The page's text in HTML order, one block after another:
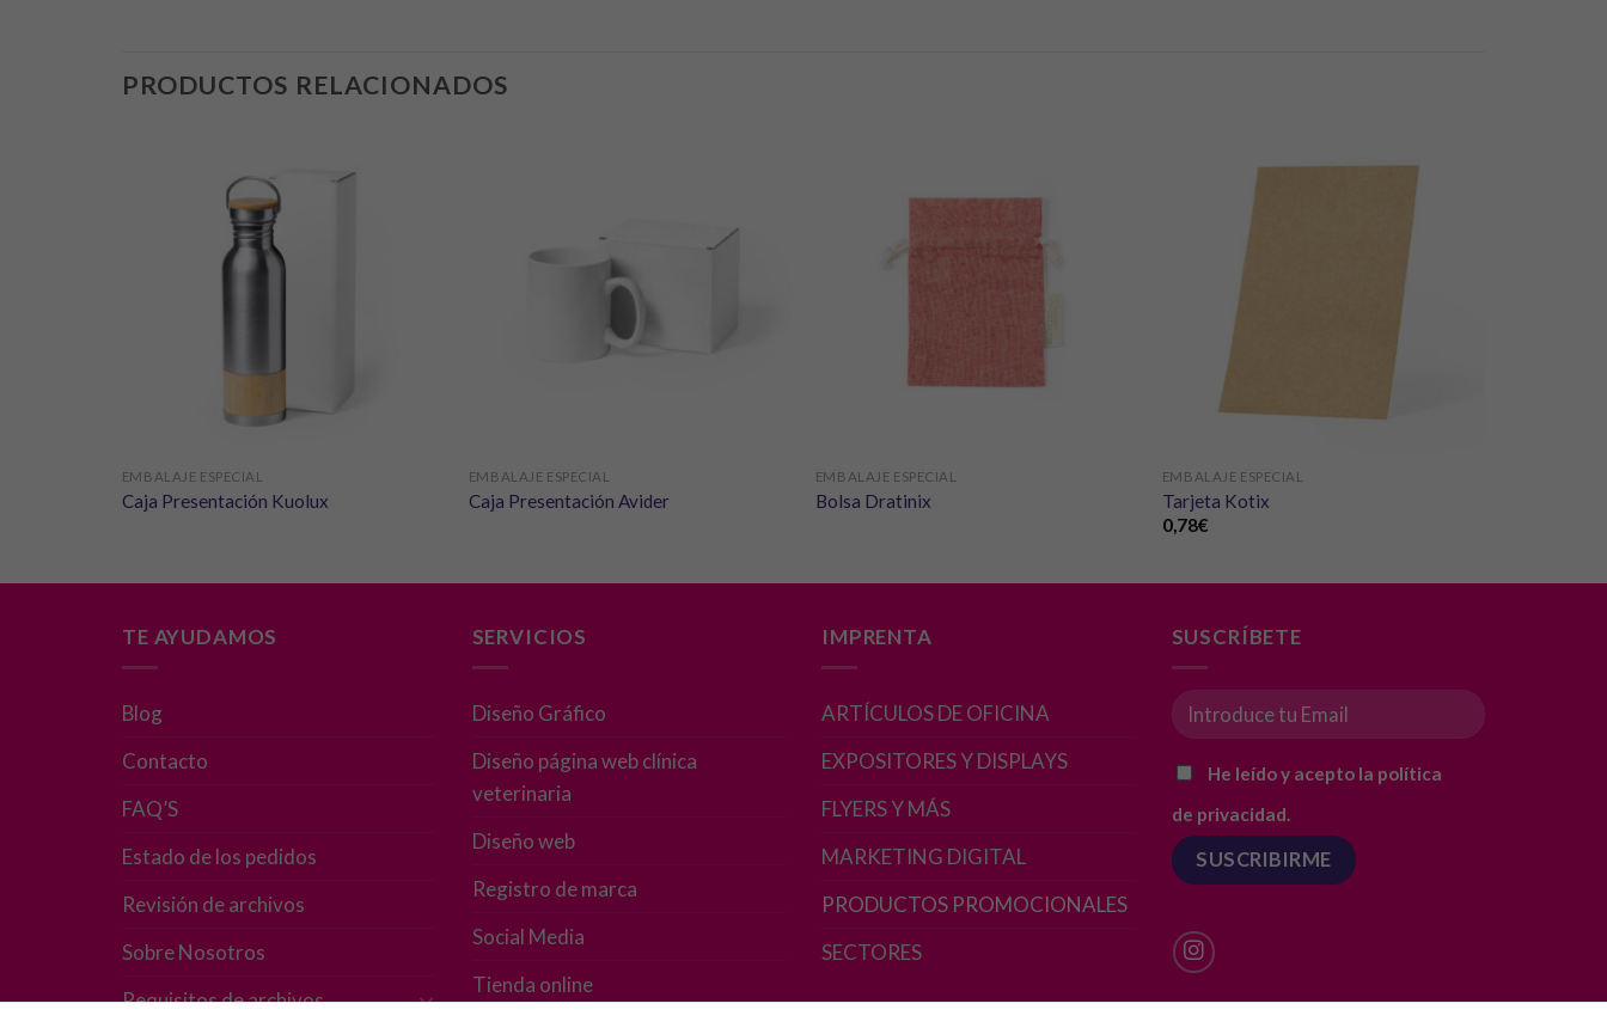
PRODUCTOS RELACIONADOS
EMBALAJE ESPECIAL
Caja Presentación Kuolux
EMBALAJE ESPECIAL
Caja Presentación Avider
EMBALAJE ESPECIAL
Bolsa Dratinix
EMBALAJE ESPECIAL
Tarjeta Kotix
0,78€
TE AYUDAMOS
Blog
Contacto
FAQ’S
Estado de los pedidos
Revisión de archivos
Sobre Nosotros
Requisitos de archivos
SERVICIOS
Diseño Gráfico
Diseño página web clínica
veterinaria
Diseño web
Registro de marca
Social Media
Tienda online
IMPRENTA
ARTÍCULOS DE OFICINA
EXPOSITORES Y DISPLAYS
FLYERS Y MÁS
MARKETING DIGITAL
PRODUCTOS PROMOCIONALES
SECTORES
SUSCRÍBETE
He leído y acepto la política
de privacidad.
Necesarias
Estas
cookies no
son
Son